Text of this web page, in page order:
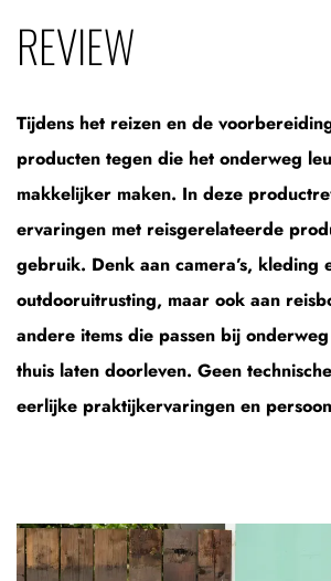
REVIEW
Tijdens het reizen en de
producten tegen die het onderweg
makkelijker maken. In deze
ervaringen met reisgerelateerde
gebruik. Denk aan camera’s, kleding
outdooruitrusting, maar ook aan
andere items die passen bij
thuis laten doorleven. Geen
eerlijke praktijkervaringen en
Zwembroeken
en